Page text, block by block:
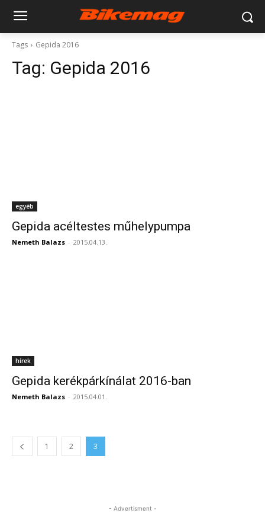
Tags Gepida 2016
Tag: Gepida 2016
egyéb
Gepida acéltestes műhelypumpa
Nemeth Balazs - 2015.04.13.
hírek
Gepida kerékpárkínálat 2016-ban
Nemeth Balazs - 2015.04.01.
1 2 3
- Advertisment -